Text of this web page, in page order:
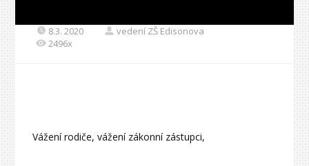
8.3. 2020
vedení ZŠ Edisonova
2496x
Vážení rodiče, vážení zákonní zástupci,